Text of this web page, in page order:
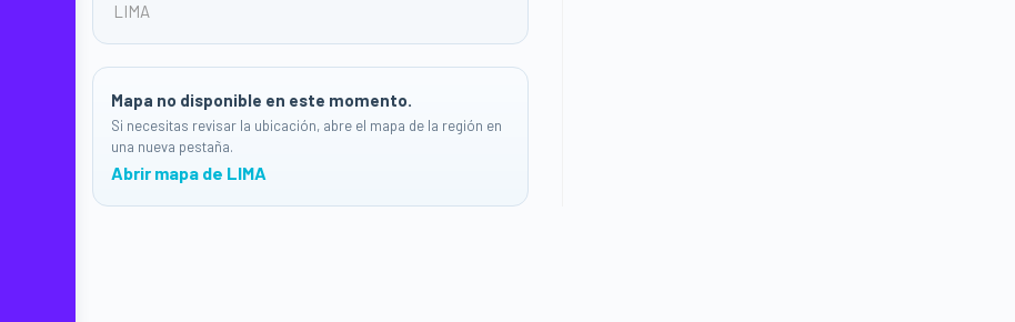
LIMA
Mapa no disponible en este momento.
Si necesitas revisar la ubicación, abre el mapa de la región en
una nueva pestaña.
Abrir mapa de LIMA